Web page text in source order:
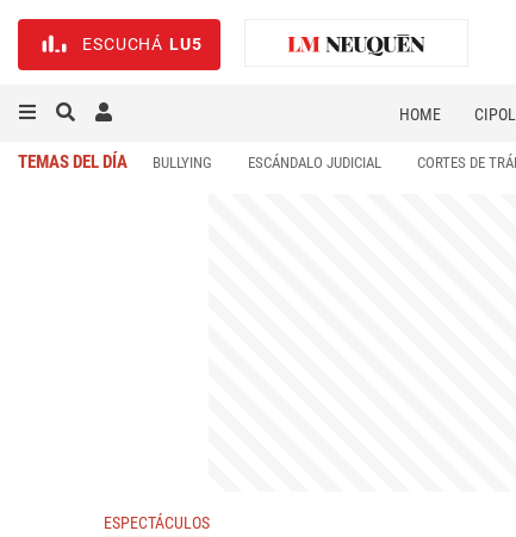
ESCUCHÁ LU5
HOME
TEMAS DEL DÍA BULLYING ESCÁNDALO JUDICIAL CORTES DE
ESPECTÁCULOS